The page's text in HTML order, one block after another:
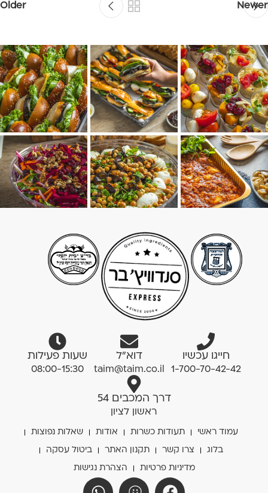
Newer
Older
חייגו עכשיו
1-700-70-42-42
דוא”ל
taim@taim.co.il
שעות פעילות
08:00-15:30
דרך המכבים 54
ראשון לציון
עמוד ראשי תעודות כשרות אודות שאלות נפוצות
בלוג צרו קשר תקנון האתר ביטול עסקה
מדיניות פרטיות הצהרת נגישות